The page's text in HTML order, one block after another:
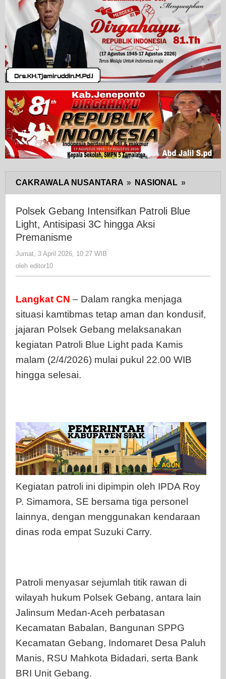
CAKRAWALA NUSANTARA » NASIONAL »
Gebang
hingga
Polsek Gebang Intensifkan Patroli Blue
Light, Antisipasi 3C hingga Aksi
Premanisme
Jumat, 3 April 2026, 10:27 WIB
oleh editor10
Langkat CN – Dalam rangka menjaga
situasi kamtibmas tetap aman dan kondusif,
jajaran Polsek Gebang melaksanakan
kegiatan Patroli Blue Light pada Kamis
malam (2/4/2026) mulai pukul 22.00 WIB
hingga selesai.
Kegiatan patroli ini dipimpin oleh IPDA Roy
P. Simamora, SE bersama tiga personel
lainnya, dengan menggunakan kendaraan
dinas roda empat Suzuki Carry.
Patroli menyasar sejumlah titik rawan di
wilayah hukum Polsek Gebang, antara lain
Jalinsum Medan-Aceh perbatasan
Kecamatan Babalan, Bangunan SPPG
Kecamatan Gebang, Indomaret Desa Paluh
Manis, RSU Mahkota Bidadari, serta Bank
BRI Unit Gebang.